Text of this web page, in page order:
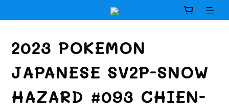
2023 POKEMON
JAPANESE SV2P-SNOW
HAZARD #093 CHIEN-